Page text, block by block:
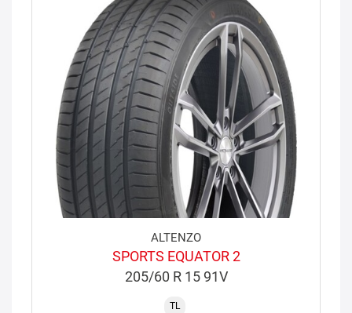
ALTENZO
SPORTS EQUATOR 2
205/60 R 15 91V
TL